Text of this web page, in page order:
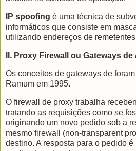
IP spoofing é uma técnica de
informáticos que consiste em
utilizando endereços de
II. Proxy Firewall ou Gateways de
Os conceitos de gateways de
Ramum em 1995.
O firewall de proxy trabalha
tratando as requisições como se
originando um novo pedido sob a
mesmo firewall (non-transparent
destino. A resposta para o pedido